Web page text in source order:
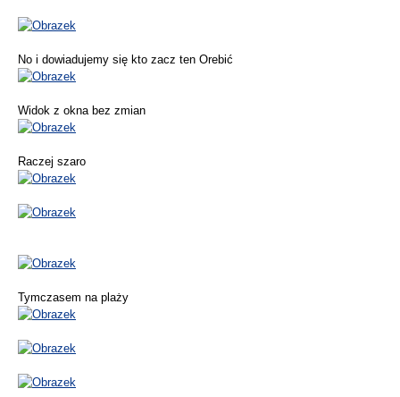
No i dowiadujemy się kto zacz ten Orebić
Widok z okna bez zmian
Raczej szaro
Tymczasem na plaży